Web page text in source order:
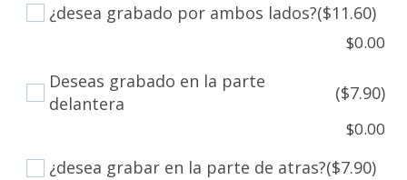
¿desea grabado por ambos lados?($11.60)
$0.00
Deseas grabado en la parte
delantera
($7.90)
$0.00
¿desea grabar en la parte de atras?($7.90)